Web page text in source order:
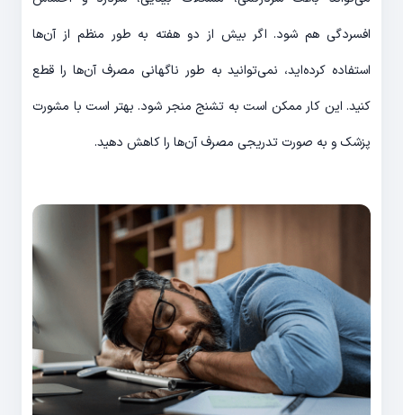
افسردگی هم شود. اگر بیش از دو هفته به طور منظم از آن‌ها
استفاده کرده‌اید، نمی‌توانید به طور ناگهانی مصرف آن‌ها را قطع
کنید. این کار ممکن است به تشنج منجر شود. بهتر است با مشورت
پزشک و به صورت تدریجی مصرف آن‌ها را کاهش دهید.